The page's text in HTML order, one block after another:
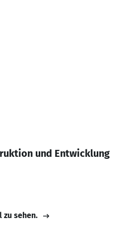
und Entwicklung
zu sehen.